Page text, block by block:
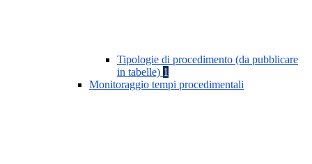
Tipologie di procedimento (da pubblicare
in tabelle) 1
Monitoraggio tempi procedimentali